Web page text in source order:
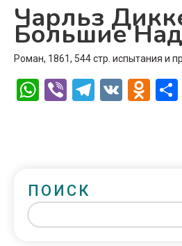
Чарльз
Большие
Роман, 1861, 544 стр. испытания и
WhatsApp
ViberTelegram
VK
ПОИСК